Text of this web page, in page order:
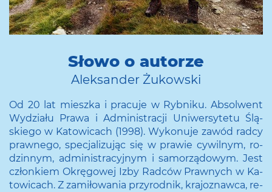
Słowo o autorze
Aleksander Żukowski
Od 20 lat miesz­ka i pra­cu­je w Ryb­ni­ku. Ab­sol­went
Wy­dzia­łu Prawa i Ad­mi­ni­stra­cji Uni­wer­sy­te­tu Ślą­
skie­go w Ka­to­wi­cach (1998). Wy­ko­nu­je zawód radcy
praw­ne­go, spe­cja­li­zu­jąc się w pra­wie cy­wil­nym, ro­
dzin­nym, ad­mi­ni­stra­cyj­nym i sa­mo­rzą­do­wym. Jest
człon­kiem Okrę­go­wej Izby Rad­ców Praw­nych w Ka­
to­wi­cach. Z za­mi­ło­wa­nia przy­rod­nik, kra­jo­znaw­ca, re­